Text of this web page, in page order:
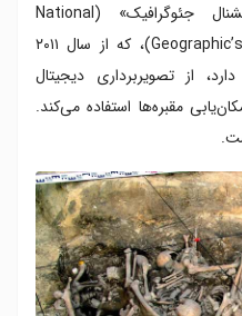
نیست. «پروژه دره خان‌ها نشنال جئوگرافیک» (National
Geographic’s Valley of the Khans Project)، که از سال ۲۰۱۱
از تصویربرداری دیجیتال
مقبره‌ها استفاده می‌کند.